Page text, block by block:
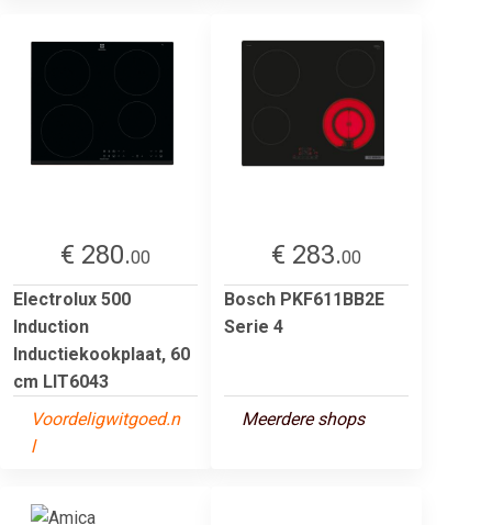
€ 280.00
Electrolux 500
Induction
Inductiekookplaat, 60
cm LIT6043
Voordeligwitgoed.n
l
€ 283.00
Bosch PKF611BB2E
Serie 4
Meerdere shops